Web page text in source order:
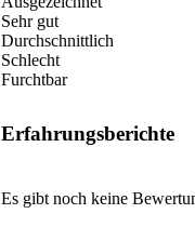
Sehr gut
Durchschnittlich
Schlecht
Furchtbar
Erfahrungsberichte
Es gibt noch keine